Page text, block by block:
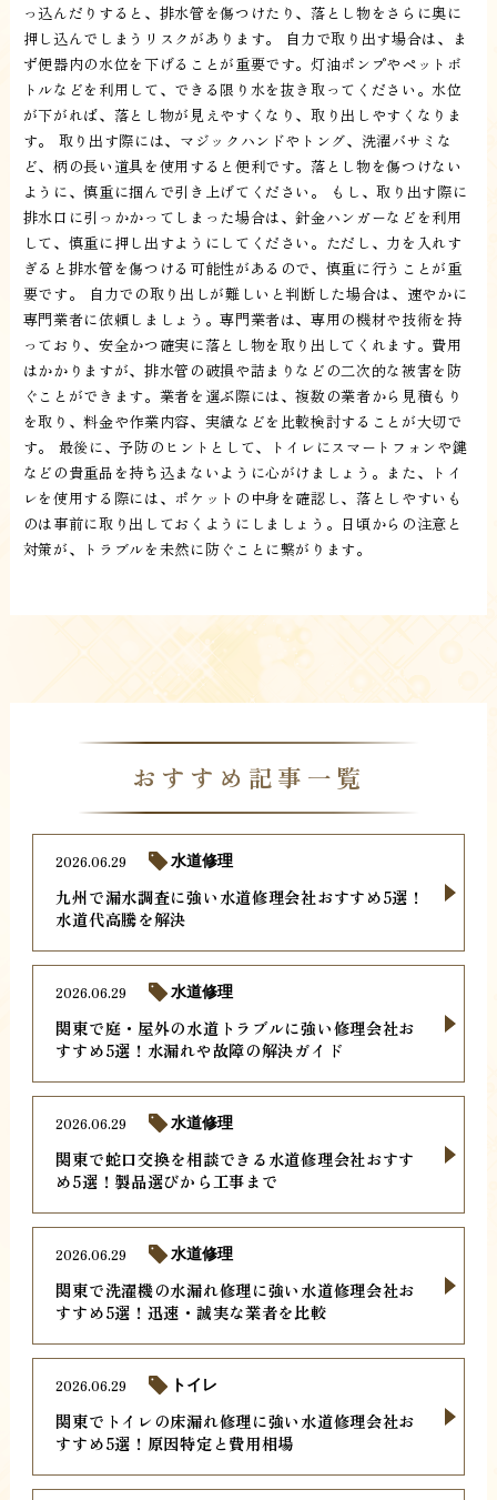
っ込んだりすると、排水管を傷つけたり、落とし物をさらに奥に
押し込んでしまうリスクがあります。 自力で取り出す場合は、ま
ず便器内の水位を下げることが重要です。灯油ポンプやペットボ
トルなどを利用して、できる限り水を抜き取ってください。水位
が下がれば、落とし物が見えやすくなり、取り出しやすくなりま
す。 取り出す際には、マジックハンドやトング、洗濯バサミな
ど、柄の長い道具を使用すると便利です。落とし物を傷つけない
ように、慎重に掴んで引き上げてください。 もし、取り出す際に
排水口に引っかかってしまった場合は、針金ハンガーなどを利用
して、慎重に押し出すようにしてください。ただし、力を入れす
ぎると排水管を傷つける可能性があるので、慎重に行うことが重
要です。 自力での取り出しが難しいと判断した場合は、速やかに
専門業者に依頼しましょう。専門業者は、専用の機材や技術を持
っており、安全かつ確実に落とし物を取り出してくれます。費用
はかかりますが、排水管の破損や詰まりなどの二次的な被害を防
ぐことができます。業者を選ぶ際には、複数の業者から見積もり
を取り、料金や作業内容、実績などを比較検討することが大切で
す。 最後に、予防のヒントとして、トイレにスマートフォンや鍵
などの貴重品を持ち込まないように心がけましょう。また、トイ
レを使用する際には、ポケットの中身を確認し、落としやすいも
のは事前に取り出しておくようにしましょう。日頃からの注意と
対策が、トラブルを未然に防ぐことに繋がります。
おすすめ記事一覧
九州で漏水調査に強い水道修理会社おすすめ5選！
水道代高騰を解決
2026.06.29 水道修理
関東で庭・屋外の水道トラブルに強い修理会社お
すすめ5選！水漏れや故障の解決ガイド
2026.06.29 水道修理
関東で蛇口交換を相談できる水道修理会社おすす
め5選！製品選びから工事まで
2026.06.29 水道修理
関東で洗濯機の水漏れ修理に強い水道修理会社お
すすめ5選！迅速・誠実な業者を比較
2026.06.29 水道修理
関東でトイレの床漏れ修理に強い水道修理会社お
すすめ5選！原因特定と費用相場
2026.06.29 トイレ